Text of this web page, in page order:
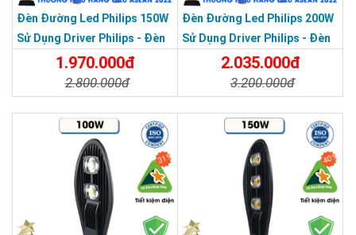
THƯƠNG HIỆU HÀNG ĐẦU ASEAN 2022
Đèn Đường Led Philips 150W
Sử Dụng Driver Philips - Đèn
Đường Cao Áp 150W
1.970.000đ
2.800.000đ
Đèn Đường Led Philips 200W
Sử Dụng Driver Philips - Đèn
Đường Cao Áp 200W
2.035.000đ
3.200.000đ
31% 40%